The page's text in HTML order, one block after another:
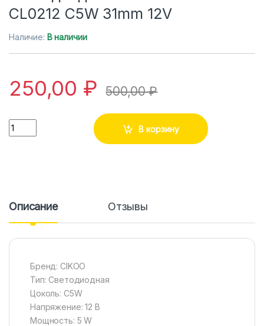
CL0212 C5W 31mm 12V
Наличие: В наличии
250,00 ₽ 500,00₽
Количество
В корзину
Описание Отзывы
Бренд: CIKOO
Тип: Светодиодная
Цоколь: C5W
Напряжение: 12 В
Мощность: 5 W